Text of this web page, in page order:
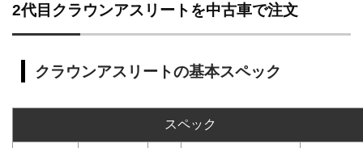
2代目クラウンアスリートを中古車で注文
クラウンアスリートの基本スペック
スペック